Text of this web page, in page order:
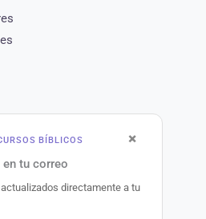
×
BÍBLICOS
tu correo
directamente a tu